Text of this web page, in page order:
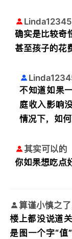
确实是比较奇
甚至孩子的花
不知道如果
庭收入影响
情况下，如何
其实可以的
你如果想吃点
算谨小慎之了
楼上都没说道
是图一个字“值